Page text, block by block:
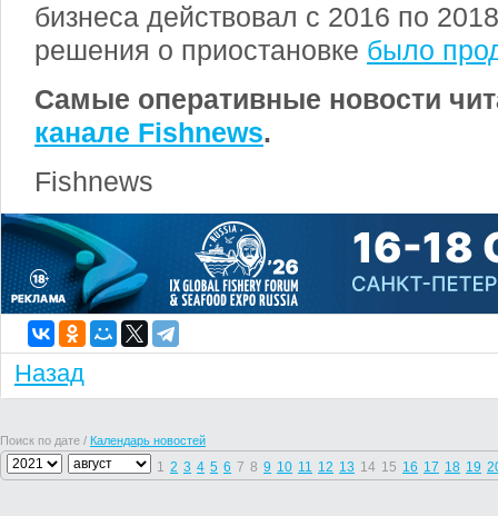
бизнеса действовал с 2016 по
решения о приостановке было
Самые оперативные новости
канале Fishnews.
Fishnews
Назад
Поиск по дате / Календарь новостей
1 2 3 4 5 6 7 8 9 10 11 12 13 14 15 16 17 18 19